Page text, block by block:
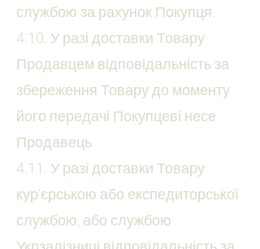
службою за рахунок Покупця.
4.10. У разі доставки Товару
Продавцем відповідальність за
збереження Товару до моменту
його передачі Покупцеві несе
Продавець.
4.11. У разі доставки Товару
кур’єрською або експедиторської
службою, або службою